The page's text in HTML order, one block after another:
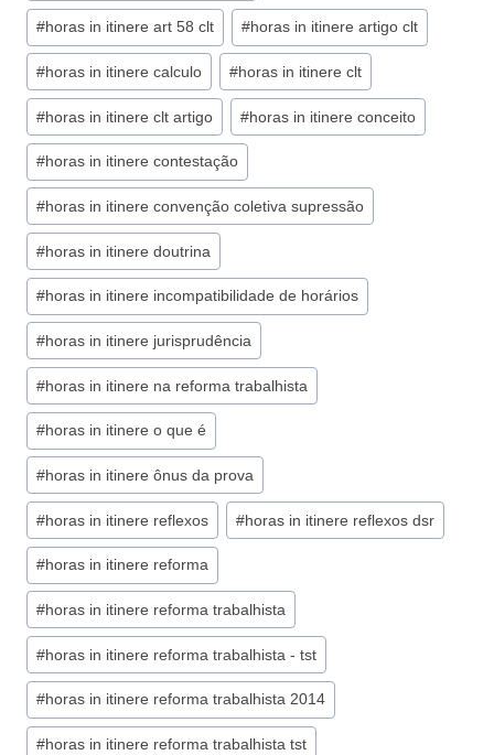
#horas in itinere art 58 clt #horas in itinere artigo clt
#horas in itinere calculo #horas in itinere clt
#horas in itinere clt artigo #horas in itinere conceito
#horas in itinere contestação
#horas in itinere convenção coletiva supressão
#horas in itinere doutrina
#horas in itinere incompatibilidade de horários
#horas in itinere jurisprudência
#horas in itinere na reforma trabalhista
#horas in itinere o que é
#horas in itinere ônus da prova
#horas in itinere reflexos #horas in itinere reflexos dsr
#horas in itinere reforma
#horas in itinere reforma trabalhista
#horas in itinere reforma trabalhista - tst
#horas in itinere reforma trabalhista 2014
#horas in itinere reforma trabalhista tst